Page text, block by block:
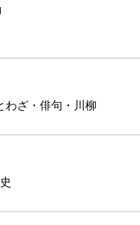
わざ・俳句・川柳